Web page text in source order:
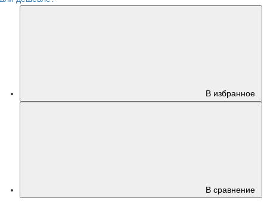
В избранное
В сравнение